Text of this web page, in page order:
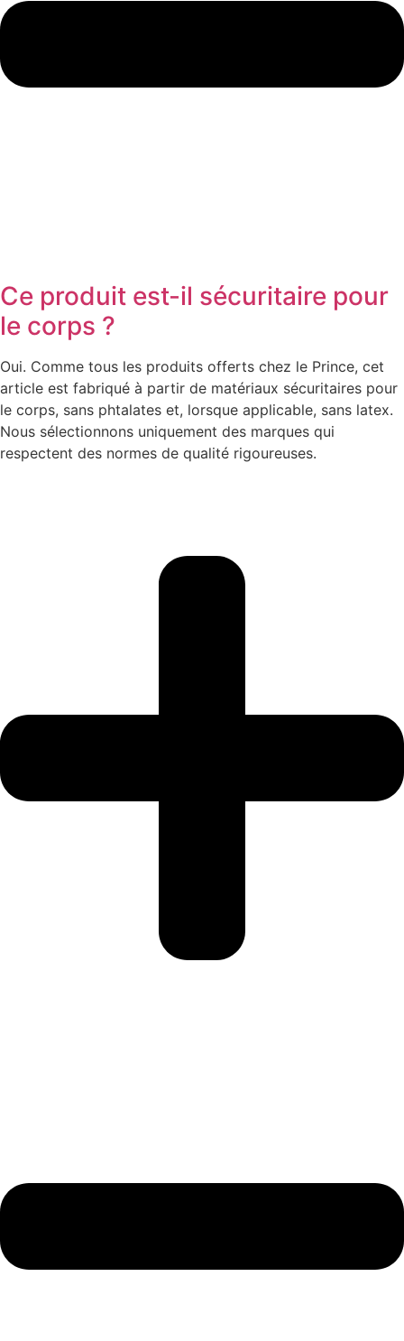
Ce produit est-il sécuritaire pour
le corps ?
Oui. Comme tous les produits offerts chez le Prince, cet
article est fabriqué à partir de matériaux sécuritaires pour
le corps, sans phtalates et, lorsque applicable, sans latex.
Nous sélectionnons uniquement des marques qui
respectent des normes de qualité rigoureuses.